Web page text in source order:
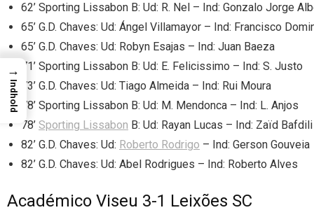
62’ Sporting Lissabon B: Ud: R. Nel – Ind: Gonzalo Jorge
65’ G.D. Chaves: Ud: Ángel Villamayor – Ind: Francisco
65’ G.D. Chaves: Ud: Robyn Esajas – Ind: Juan Baeza
71’ Sporting Lissabon B: Ud: E. Felicissimo – Ind: S. Justo
73’ G.D. Chaves: Ud: Tiago Almeida – Ind: Rui Moura
78’ Sporting Lissabon B: Ud: M. Mendonca – Ind: L. Anjos
78’ Sporting Lissabon B: Ud: Rayan Lucas – Ind: Zaïd Bafdili
82’ G.D. Chaves: Ud: Roberto Rodrigo – Ind: Gerson Gouveia
82’ G.D. Chaves: Ud: Abel Rodrigues – Ind: Roberto Alves
Académico Viseu 3-1 Leixões SC
→
Indhold